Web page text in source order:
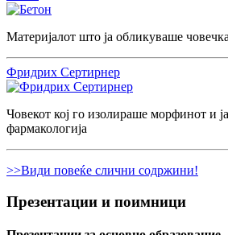
Материјалот што ја обликуваше
Фридрих Сертирнер
Човекот кој го изолираше морфинот и
фармакологија
>>Види повеќе слични содржини!
Презентации и поимници